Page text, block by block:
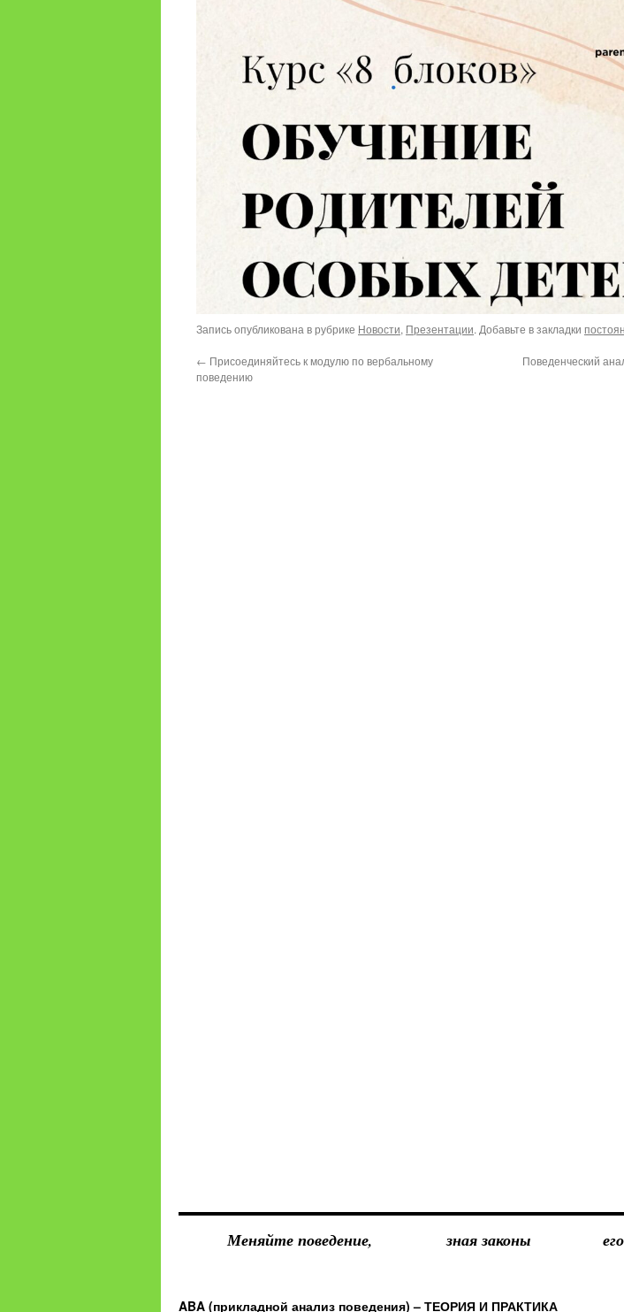
Запись опубликована в рубрике Новости, Презентации. Добавьте в закладки
← Присоединяйтесь к модулю по вербальному
поведению
Поведенческий
Меняйте поведение, зная законы
ABA (прикладной анализ поведения) – ТЕОРИЯ И ПРАКТИКА